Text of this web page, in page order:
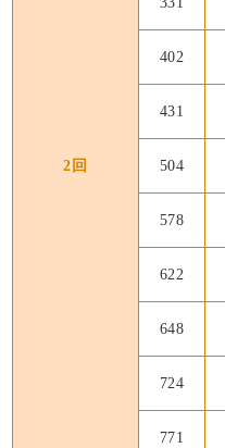
2回
402
431
504
578
622
648
724
771